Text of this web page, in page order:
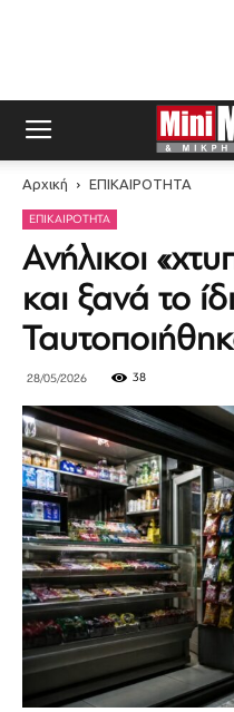
Αρχική ΕΠΙΚΑΙΡΟΤΗΤΑ
ΕΠΙΚΑΙΡΟΤΗΤΑ
Ανήλικοι
και ξανά το
28/05/2026 38